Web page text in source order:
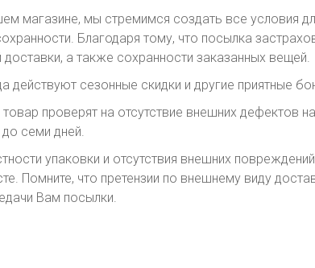
магазине, мы стремимся создать все условия
Благодаря тому, что посылка
а также сохранности заказанных вещей.
сезонные скидки и другие приятные
проверят на отсутствие внешних дефектов
семи дней.
упаковки и отсутствия внешних
Помните, что претензии по внешнему виду
Вам посылки.